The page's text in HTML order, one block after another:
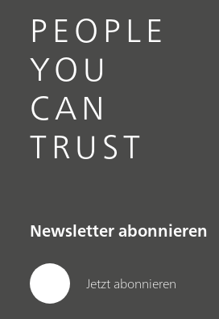
PEOPLE
YOU
CAN
TRUST
Newsletter abonnieren
Jetzt abonnieren